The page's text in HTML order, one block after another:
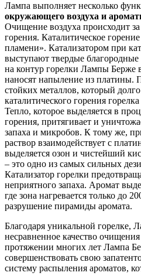
Лампа выполняет несколько
окружающего воздуха и
Очищение воздуха происходит за
горения. Каталитическое
пламени». Катализатором при
выступают твердые
на контур горелки Лампы Берже
наносят напыление из платины.
стойких металлов, который
каталитического горения
Тепло, которое выделяется в
горения, притягивает и
запаха и микробов. К тому же,
раствор взаимодействует с
выделяется озон и чистейший
– это одно из самых сильных
Катализатор горелки
неприятного запаха. Аромат
где зона нагревается только до
разрушение пирамиды аромата.
Благодаря уникальной горелке,
несравненное качество
протяжении многих лет Лампа
совершенствовать свою
систему распыления ароматов,